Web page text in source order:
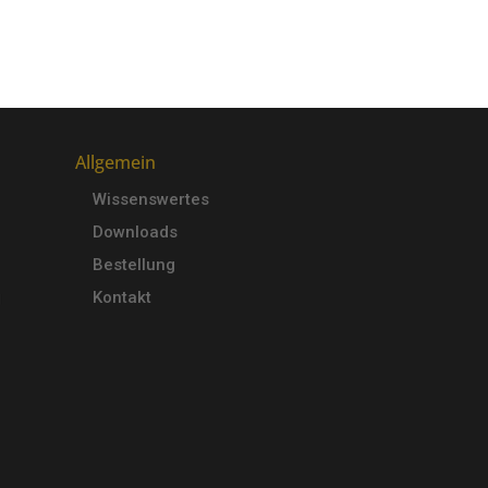
Allgemein
Wissenswertes
Downloads
Bestellung
Kontakt